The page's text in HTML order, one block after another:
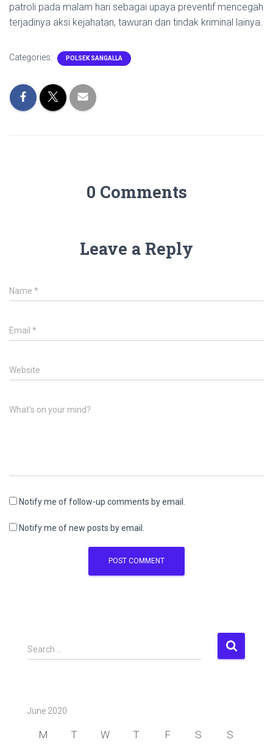
patroli pada malam hari sebagai upaya preventif mencegah
terjadinya aksi kejahatan, tawuran dan tindak kriminal lainya.
Categories: POLSEK SANGALLA
0 Comments
Leave a Reply
Name *
Email *
Website
What's on your mind?
Notify me of follow-up comments by email.
Notify me of new posts by email.
S
e
h
Search …
June 2020
M T W T F S S